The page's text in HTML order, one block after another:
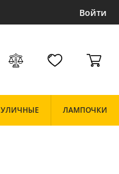
Войти
УЛИЧНЫЕ ЛАМПОЧКИ